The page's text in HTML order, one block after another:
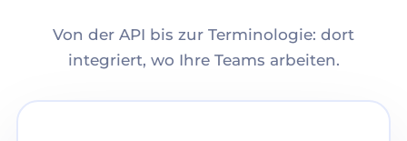
Von der API bis zur Terminologie: dort
integriert, wo Ihre Teams arbeiten.